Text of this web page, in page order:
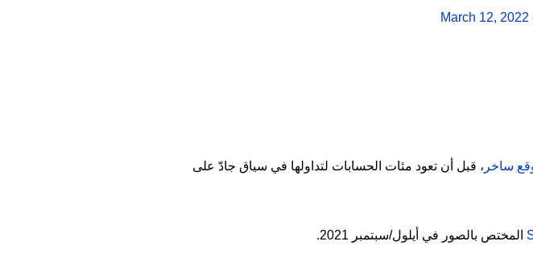
March 12, 2022
ساخر ، قبل أن تعود مئات الحسابات لتداولها في سياق جادّ على
المختص بالصور في أيلول/سبتمبر 2021.